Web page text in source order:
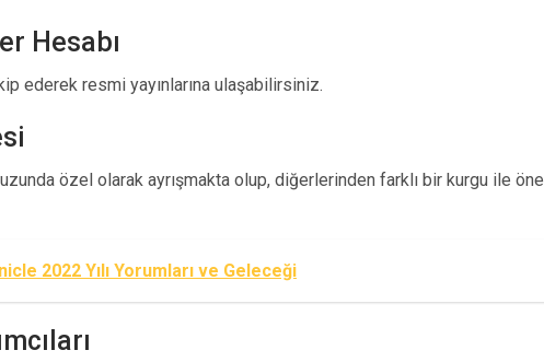
Hesabı
ederek resmi yayınlarına ulaşabilirsiniz.
özel olarak ayrışmakta olup, diğerlerinden farklı bir kurgu ile öne
2022 Yılı Yorumları ve Geleceği